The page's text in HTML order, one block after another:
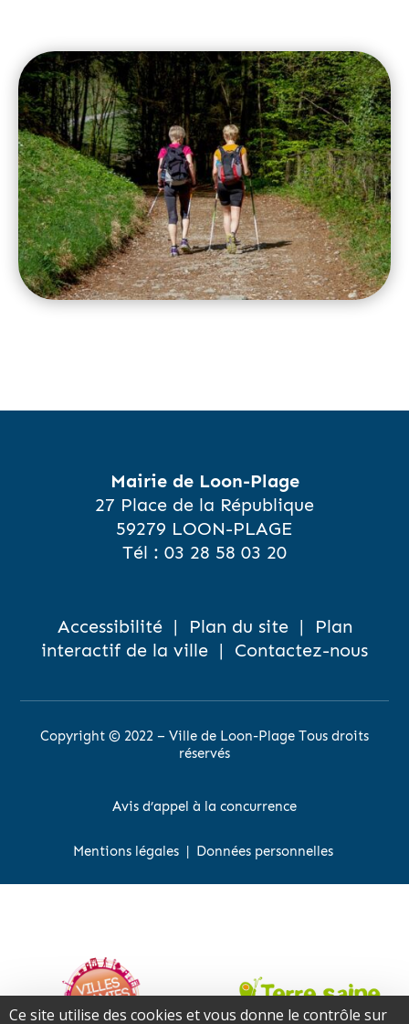
Mairie de Loon-Plage
27 Place de la République
59279 LOON-PLAGE
Tél : 03 28 58 03 20
Accessibilité| Plan du site|
Plan
interactif de la ville | Contactez-nous
Copyright © 2022 – Ville de Loon-Plage Tous droits
réservés
Avis d’appel à la concurrence
Mentions légales| Données personnelles
Ce site utilise des cookies et vous donne le contrôle sur